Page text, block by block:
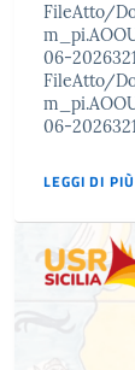
FileAtto/
06-
FileAtto/
06-
LEGGI DI PIÙ